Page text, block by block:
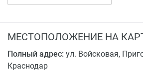
возможность приобрести
МЕСТОПОЛОЖЕНИЕ НА
Полный адрес: ул. Войсковая,
Краснодар